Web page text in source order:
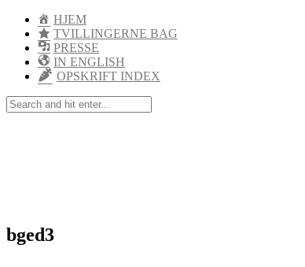
HJEM
TVILLINGERNE BAG
PRESSE
IN ENGLISH
OPSKRIFT INDEX
bged3